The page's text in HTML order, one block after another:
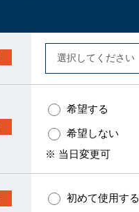
希望する
希望しない
※ 当日変更可
初めて使用する